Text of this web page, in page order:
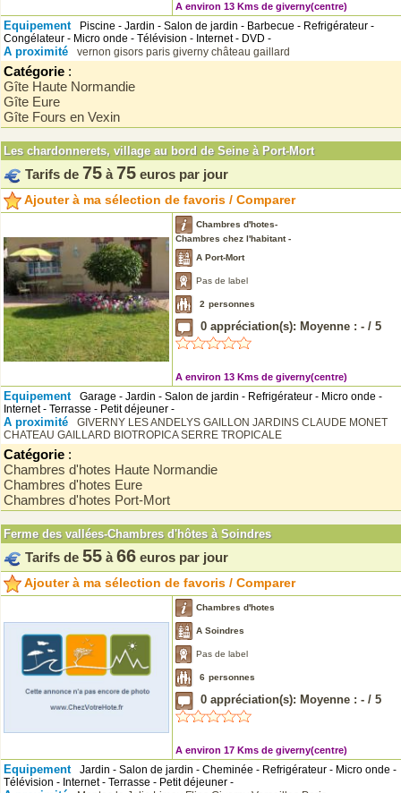
A environ 13 Kms de giverny(centre)
Equipement
Piscine - Jardin - Salon de jardin - Barbecue - Refrigérateur -
Congélateur - Micro onde - Télévision - Internet - DVD -
A proximité vernon gisors paris giverny château gaillard
Catégorie :
Gîte Haute Normandie
Gîte Eure
Gîte Fours en Vexin
Les chardonnerets, village au bord de Seine à Port-Mort
Tarifs de 75 à 75 euros par jour
Ajouter à ma sélection de favoris / Comparer
Chambres d'hotes-
Chambres chez l'habitant -
A Port-Mort
Pas de label
2 personnes
0 appréciation(s): Moyenne : - / 5
A environ 13 Kms de giverny(centre)
Equipement
Garage - Jardin - Salon de jardin - Refrigérateur - Micro onde -
Internet - Terrasse - Petit déjeuner -
A proximité GIVERNY LES ANDELYS GAILLON JARDINS CLAUDE MONET
CHATEAU GAILLARD BIOTROPICA SERRE TROPICALE
Catégorie :
Chambres d'hotes Haute Normandie
Chambres d'hotes Eure
Chambres d'hotes Port-Mort
Ferme des vallées-Chambres d'hôtes à Soindres
Tarifs de 55 à 66 euros par jour
Ajouter à ma sélection de favoris / Comparer
Chambres d'hotes
A Soindres
Pas de label
6 personnes
0 appréciation(s): Moyenne : - / 5
A environ 17 Kms de giverny(centre)
Equipement
Jardin - Salon de jardin - Cheminée - Refrigérateur - Micro onde -
Télévision - Internet - Terrasse - Petit déjeuner -